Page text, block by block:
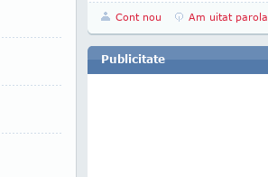
Cont nou Am uitat parola
Publicitate